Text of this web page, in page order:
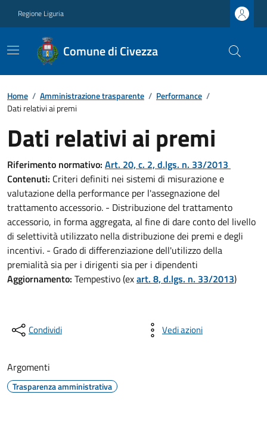
Regione Liguria
Comune di Civezza
Home / Amministrazione trasparente / Performance /
Dati relativi ai premi
Dati relativi ai premi
Riferimento normativo: Art. 20, c. 2, d.lgs. n. 33/2013
Contenuti: Criteri definiti nei sistemi di misurazione e
valutazione della performance per l'assegnazione del
trattamento accessorio. - Distribuzione del trattamento
accessorio, in forma aggregata, al fine di dare conto del livello
di selettività utilizzato nella distribuzione dei premi e degli
incentivi. - Grado di differenziazione dell'utilizzo della
premialità sia per i dirigenti sia per i dipendenti
Aggiornamento: Tempestivo (exart. 8, d.lgs. n. 33/2013)
Condividi Vedi azioni
Argomenti
Trasparenza amministrativa